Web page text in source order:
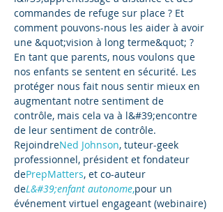
commandes de refuge sur place ? Et
comment pouvons-nous les aider à avoir
une &quot;vision à long terme&quot; ?
En tant que parents, nous voulons que
nos enfants se sentent en sécurité. Les
protéger nous fait nous sentir mieux en
augmentant notre sentiment de
contrôle, mais cela va à l&#39;encontre
de leur sentiment de contrôle.
RejoindreNed Johnson, tuteur-geek
professionnel, président et fondateur
dePrepMatters, et co-auteur
deL&#39;enfant autonome,pour un
événement virtuel engageant (webinaire)